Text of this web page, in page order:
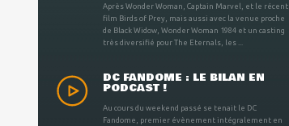
Après Wonder Woman, Captain Marvel, et le récent
film Birds of Prey, mais aussi avec la venue proche
de Black Widow, Wonder Woman 1984 et un casting
très diversifié pour The Eternals, les ...
DC FANDOME : LE BILAN EN
PODCAST !
Au cours du weekend passé se tenait le DC
Fandome, premier évènement intégralement en